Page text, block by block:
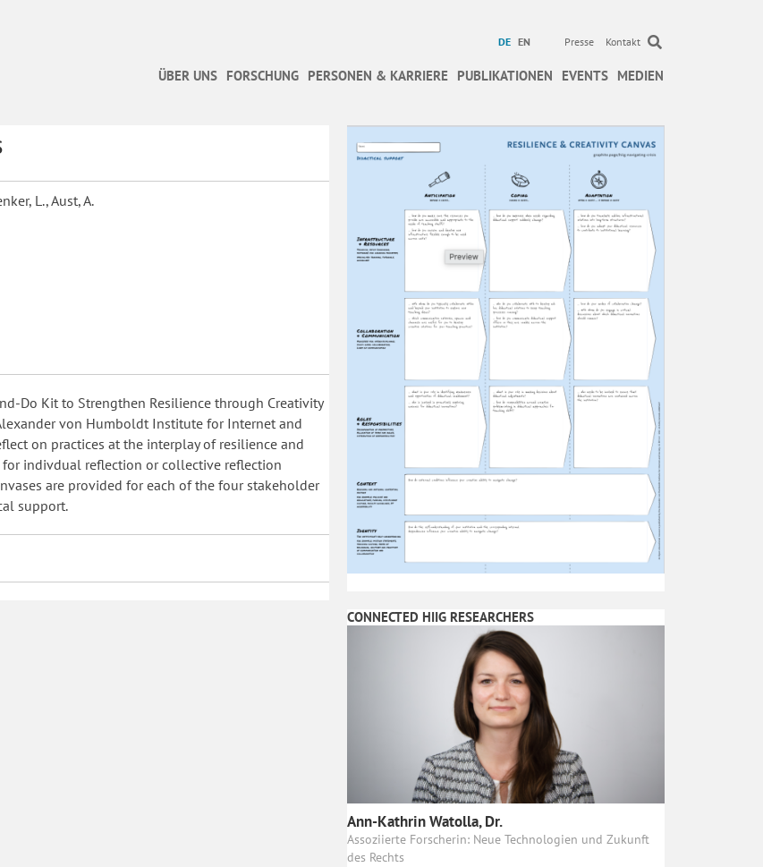
DE EN Presse Kontakt
ÜBER UNS FORSCHUNG PERSONEN & KARRIERE PUBLIKATIONEN EVENTS MEDIEN
L., Aust, A.
Do Kit to Strengthen Resilience through Creativity
von Humboldt Institute for Internet and
on practices at the interplay of resilience and
indivdual reflection or collective reflection
are provided for each of the four stakeholder
support.
CONNECTED HIIG RESEARCHERS
Ann-Kathrin Watolla, Dr.
Assoziierte Forscherin: Neue Technologien und Zukunft
des Rechts